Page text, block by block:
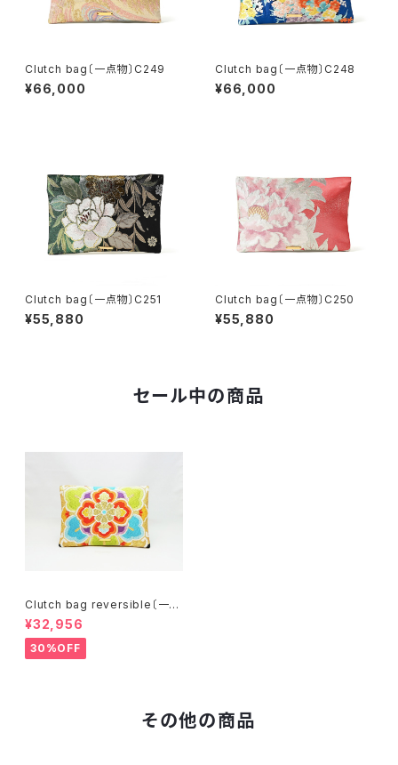
Clutch bag〔一点物〕C249
¥66,000
Clutch bag〔一点物〕C248
¥66,000
Clutch bag〔一点物〕C251
¥55,880
Clutch bag〔一点物〕C250
¥55,880
セール中の商品
Clutch bag reversible〔一点
物〕C077R
¥32,956
30%OFF
その他の商品